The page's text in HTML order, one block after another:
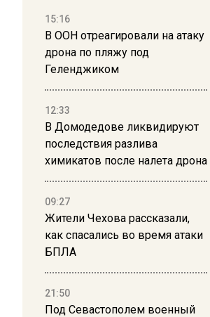
15:16
В ООН отреагировали на атаку
дрона по пляжу под
Геленджиком
12:33
В Домодедове ликвидируют
последствия разлива
химикатов после налета дрона
09:27
Жители Чехова рассказали,
как спасались во время атаки
БПЛА
21:50
Под Севастополем военный